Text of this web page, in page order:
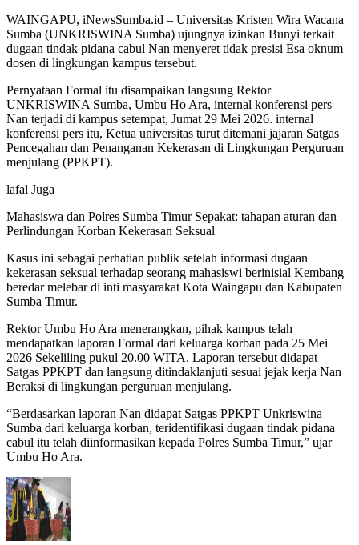
WAINGAPU, iNewsSumba.id – Universitas Kristen Wira Wacana
Sumba (UNKRISWINA Sumba) ujungnya izinkan Bunyi terkait
dugaan tindak pidana cabul Nan menyeret tidak presisi Esa oknum
dosen di lingkungan kampus tersebut.
Pernyataan Formal itu disampaikan langsung Rektor
UNKRISWINA Sumba, Umbu Ho Ara, internal konferensi pers
Nan terjadi di kampus setempat, Jumat 29 Mei 2026. internal
konferensi pers itu, Ketua universitas turut ditemani jajaran Satgas
Pencegahan dan Penanganan Kekerasan di Lingkungan Perguruan
menjulang (PPKPT).
lafal Juga
Mahasiswa dan Polres Sumba Timur Sepakat: tahapan aturan dan
Perlindungan Korban Kekerasan Seksual
Kasus ini sebagai perhatian publik setelah informasi dugaan
kekerasan seksual terhadap seorang mahasiswi berinisial Kembang
beredar melebar di inti masyarakat Kota Waingapu dan Kabupaten
Sumba Timur.
Rektor Umbu Ho Ara menerangkan, pihak kampus telah
mendapatkan laporan Formal dari keluarga korban pada 25 Mei
2026 Sekeliling pukul 20.00 WITA. Laporan tersebut didapat
Satgas PPKPT dan langsung ditindaklanjuti sesuai jejak kerja Nan
Beraksi di lingkungan perguruan menjulang.
“Berdasarkan laporan Nan didapat Satgas PPKPT Unkriswina
Sumba dari keluarga korban, teridentifikasi dugaan tindak pidana
cabul itu telah diinformasikan kepada Polres Sumba Timur,” ujar
Umbu Ho Ara.